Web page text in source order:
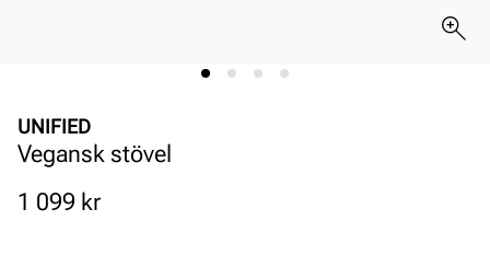
UNIFIED
Vegansk stövel
Pris
1 099 kr